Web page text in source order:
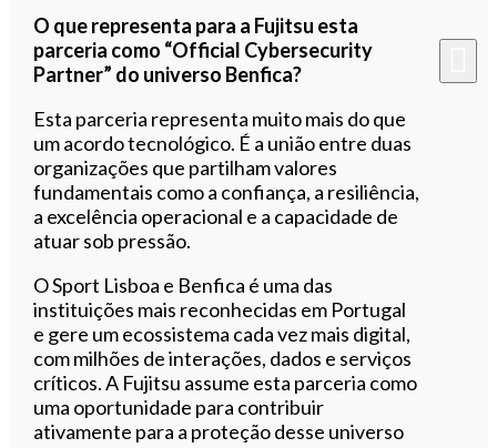
O que representa para a Fujitsu esta
parceria como “Official Cybersecurity
Partner” do universo Benfica?
Esta parceria representa muito mais do que
um acordo tecnológico. É a união entre duas
organizações que partilham valores
fundamentais como a confiança, a resiliência,
a excelência operacional e a capacidade de
atuar sob pressão.
O Sport Lisboa e Benfica é uma das
instituições mais reconhecidas em Portugal
e gere um ecossistema cada vez mais digital,
com milhões de interações, dados e serviços
críticos. A Fujitsu assume esta parceria como
uma oportunidade para contribuir
ativamente para a proteção desse universo